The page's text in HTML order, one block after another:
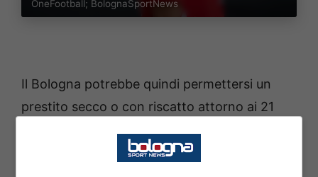
OneFootball; BolognaSportNews
Il Bologna potrebbe quindi permettersi un
prestito secco o con riscatto attorno ai 21
evitare minusvalenze. Prima ancora di questo